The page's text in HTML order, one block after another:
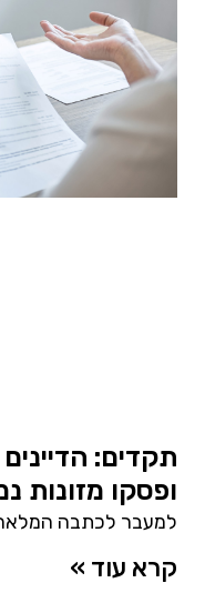
תקדים:
ופסקו מזונות
למעבר לכתבה
קרא עוד »